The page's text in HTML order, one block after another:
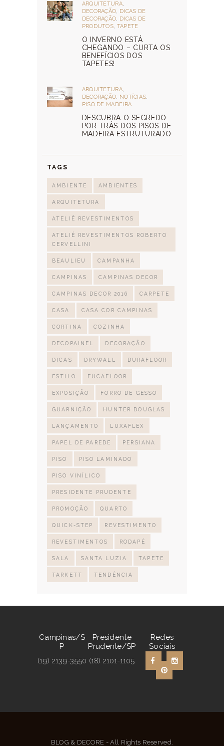
ARQUITETURA,
DECORAÇÃO, DICAS DE
DECORAÇÃO, DICAS DE
PRODUTOS, TAPETE
O INVERNO ESTÁ
CHEGANDO – CURTA OS
BENEFÍCIOS DOS
TAPETES!
ARQUITETURA,
DECORAÇÃO, NOTÍCIAS,
PISO DE MADEIRA
DESCUBRA O SEGREDO
POR TRÁS DOS PISOS DE
MADEIRA ESTRUTURADO
TAGS
AMBIENTE AMBIENTES
ARQUITETURA
ATELIÊ REVESTIMENTOS
ATELIÊ REVESTIMENTOS ROBERTO
CERVELLINI
BEAULIEU CAMPANHA
CAMPINAS CAMPINAS DECOR
CAMPINAS DECOR 2016 CARPETE
CASA CASA COR CAMPINAS
CORTINA COZINHA
DECOPAINEL DECORAÇÃO
DICAS DRYWALL DURAFLOOR
ESTILO EUCAFLOOR
EXPOSIÇÃO FORRO DE GESSO
GUARNIÇÃO HUNTER DOUGLAS
LANÇAMENTO LUXAFLEX
PAPEL DE PAREDE PERSIANA
PISO PISO LAMINADO
PISO VINÍLICO
PRESIDENTE PRUDENTE
PROMOÇÃO QUARTO
QUICK-STEP REVESTIMENTO
REVESTIMENTOS RODAPÉ
SALA SANTA LUZIA TAPETE
TARKETT TENDÊNCIA
Campinas/S
P
(19) 2139-3550
Presidente
Prudente/SP
(18) 2101-1105
Redes
Sociais
BLOG & DECORE - All Rights Reserved.